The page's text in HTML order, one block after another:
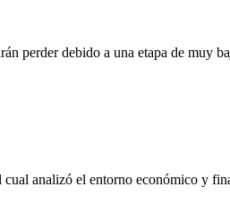
perder debido a una etapa de muy
cual analizó el entorno económico y